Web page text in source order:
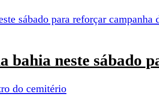
bahia neste sábado